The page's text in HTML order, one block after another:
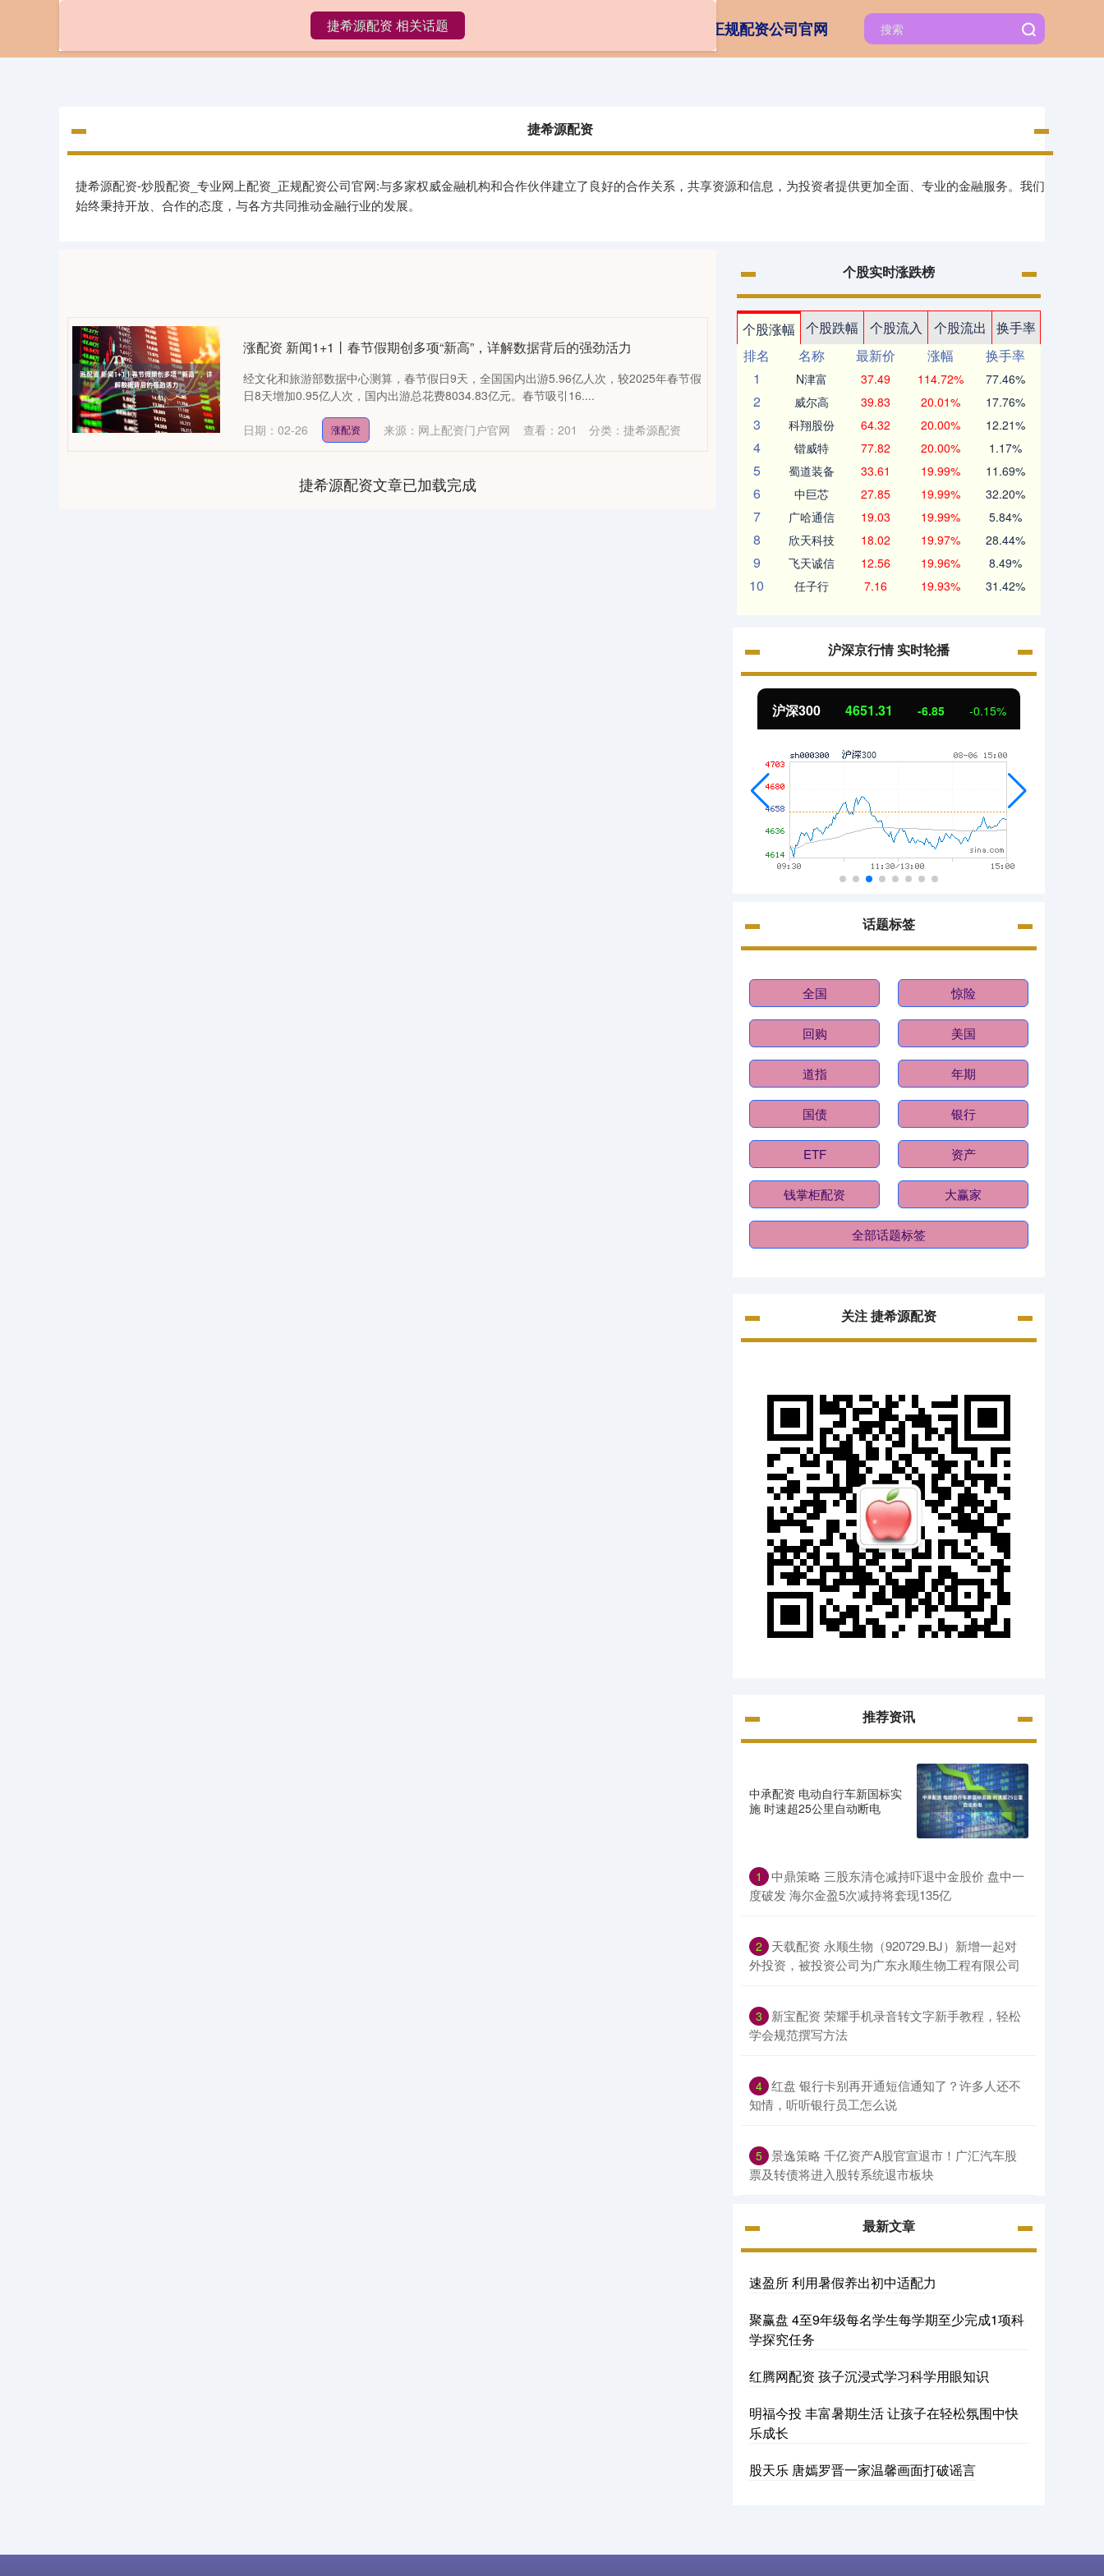
捷希源配资 正规配资公司官网
捷希源配资
捷希源配资-炒股配资_专业网上配资_正规配资公司官网:与多家权威金融机构和合作伙伴建立了良好的合作关系，共享资源和信息，为投资者提供更加全面、专业的金融服务。我们
始终秉持开放、合作的态度，与各方共同推动金融行业的发展。
捷希源配资 相关话题
涨配资 新闻1+1丨春节假期创多项“新高”，详解数据背后的强劲活力
经文化和旅游部数据中心测算，春节假日9天，全国国内出游5.96亿人次，较2025年春节假
日8天增加0.95亿人次，国内出游总花费8034.83亿元。春节吸引16....
日期：02-26 涨配资 来源：网上配资门户官网 查看：201 分类：捷希源配资
捷希源配资文章已加载完成
个股实时涨跌榜
个股涨幅 个股跌幅 个股流入 个股流出
换手率
排名
名称 最新价 涨幅
换手率
1
N津富 37.49 114.72% 77.46%
2 威尔高 39.83 20.01% 17.76%
3 科翔股份 64.32 20.00% 12.21%
4 锴威特 77.82 20.00% 1.17%
5 蜀道装备 33.61 19.99% 11.69%
6 中巨芯 27.85 19.99% 32.20%
7 广哈通信 19.03 19.99% 5.84%
8 欣天科技 18.02 19.97% 28.44%
9 飞天诚信 12.56 19.96% 8.49%
10 任子行 7.16 19.93% 31.42%
沪深京行情 实时轮播
北证50 1122.88 3.42 0.30%
话题标签
全国 惊险
回购 美国
道指 年期
国债 银行
ETF 资产
钱掌柜配资 大赢家
全部话题标签
关注 捷希源配资
推荐资讯
中承配资 电动自行车新国标实
施 时速超25公里自动断电
1
中鼎策略 三股东清仓减持吓退中金股价 盘中一
度破发 海尔金盈5次减持将套现135亿
2
天载配资 永顺生物（920729.BJ）新增一起对
外投资，被投资公司为广东永顺生物工程有限公司
3
新宝配资 荣耀手机录音转文字新手教程，轻松
学会规范撰写方法
4 红盘 银行卡别再开通短信通知了？许多人还不
知情，听听银行员工怎么说
5 景逸策略 千亿资产A股官宣退市！广汇汽车股
票及转债将进入股转系统退市板块
最新文章
速盈所 利用暑假养出初中适配力
聚赢盘 4至9年级每名学生每学期至少完成1项科
学探究任务
红腾网配资 孩子沉浸式学习科学用眼知识
明福今投 丰富暑期生活 让孩子在轻松氛围中快
乐成长
股天乐 唐嫣罗晋一家温馨画面打破谣言